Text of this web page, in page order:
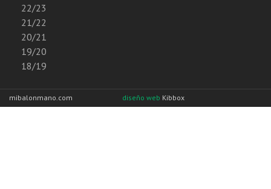
22/23
21/22
20/21
19/20
18/19
mibalonmano.com diseño web Kibbox